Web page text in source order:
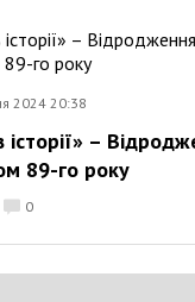
2024 20:38
історії» –
89-го року
0